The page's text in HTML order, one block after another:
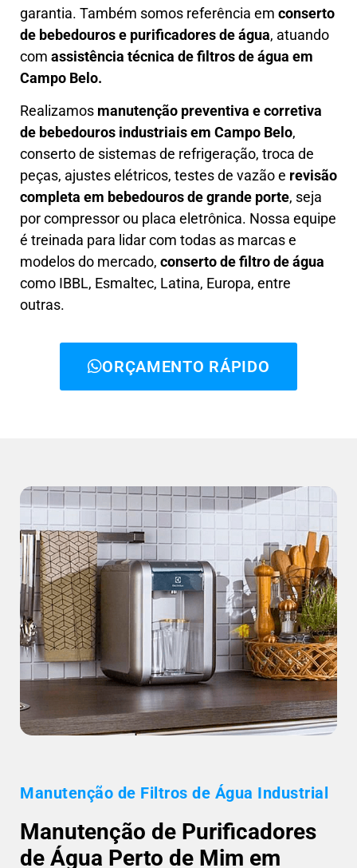
garantia. Também somos referência em conserto
de bebedouros e purificadores de água, atuando
com assistência técnica de filtros de água em
Campo Belo.
Realizamos manutenção preventiva e corretiva
de bebedouros industriais em Campo Belo,
conserto de sistemas de refrigeração, troca de
peças, ajustes elétricos, testes de vazão e revisão
completa em bebedouros de grande porte, seja
por compressor ou placa eletrônica. Nossa equipe
é treinada para lidar com todas as marcas e
modelos do mercado, conserto de filtro de água
como IBBL, Esmaltec, Latina, Europa, entre
outras.
ORÇAMENTO RÁPIDO
Manutenção de Filtros de Água Industrial
Manutenção de Purificadores
de Água Perto de Mim em